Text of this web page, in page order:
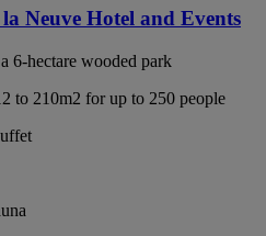
Neuve Hotel and Events
6-hectare wooded park
to 210m2 for up to 250 people